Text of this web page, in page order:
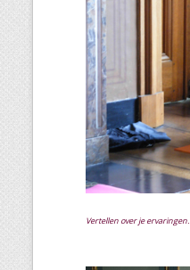
Vertellen over je ervaringen.